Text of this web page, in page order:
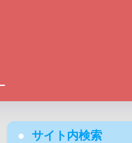
サイト内検索